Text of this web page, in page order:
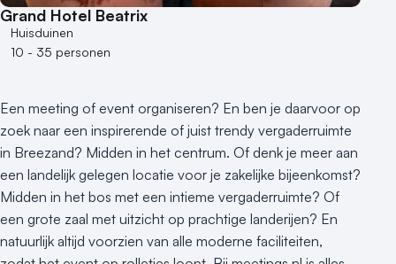
Grand Hotel Beatrix
Huisduinen
10 - 35 personen
Een meeting of event organiseren? En ben je daarvoor op
zoek naar een inspirerende of juist trendy vergaderruimte
in Breezand? Midden in het centrum. Of denk je meer aan
een landelijk gelegen locatie voor je zakelijke bijeenkomst?
Midden in het bos met een intieme vergaderruimte? Of
een grote zaal met uitzicht op prachtige landerijen? En
natuurlijk altijd voorzien van alle moderne faciliteiten,